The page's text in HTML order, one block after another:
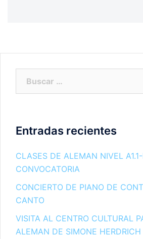
Entradas recientes
CLASES DE ALEMAN NIVEL
CONVOCATORIA
CONCIERTO DE PIANO DE
CANTO
VISITA AL CENTRO CULTURAL
ALEMAN DE SIMONE